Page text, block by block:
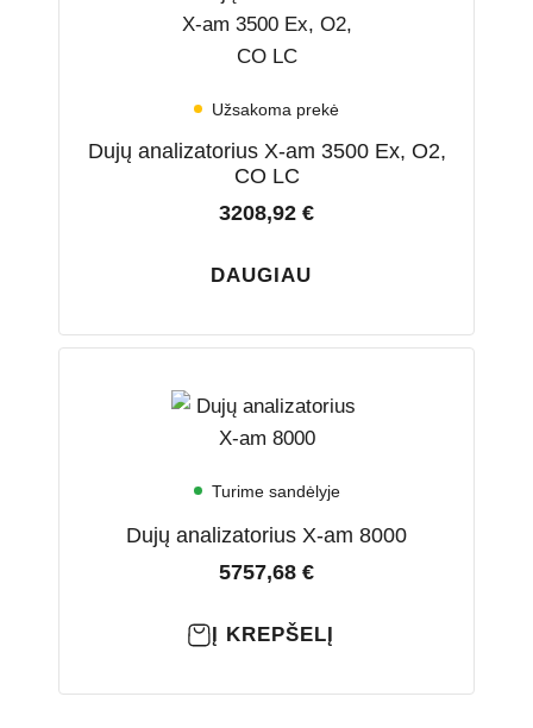
Užsakoma prekė
Dujų analizatorius X-am 3500 Ex, O2,
CO LC
3208,92 €
DAUGIAU
Turime sandėlyje
Dujų analizatorius X-am 8000
5757,68 €
Į KREPŠELĮ